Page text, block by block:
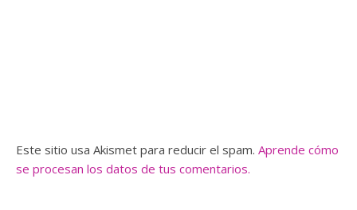
Este sitio usa Akismet para reducir el spam. Aprende cómo
se procesan los datos de tus comentarios.